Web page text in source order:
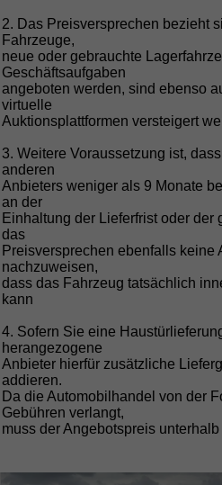
2. Das Preisversprechen bezieht
Fahrzeuge,
neue oder gebrauchte
Geschäftsaufgaben
angeboten werden, sind ebenso
virtuelle
Auktionsplattformen versteigert
3. Weitere Voraussetzung ist,
anderen
Anbieters weniger als 9 Monate
an der
Einhaltung der Lieferfrist oder
das
Preisversprechen ebenfalls
nachzuweisen,
dass das Fahrzeug tatsächlich
kann
4. Sofern Sie eine
herangezogene
Anbieter hierfür zusätzliche
addieren.
Da die Automobilhandel von der
Gebühren verlangt,
muss der Angebotspreis